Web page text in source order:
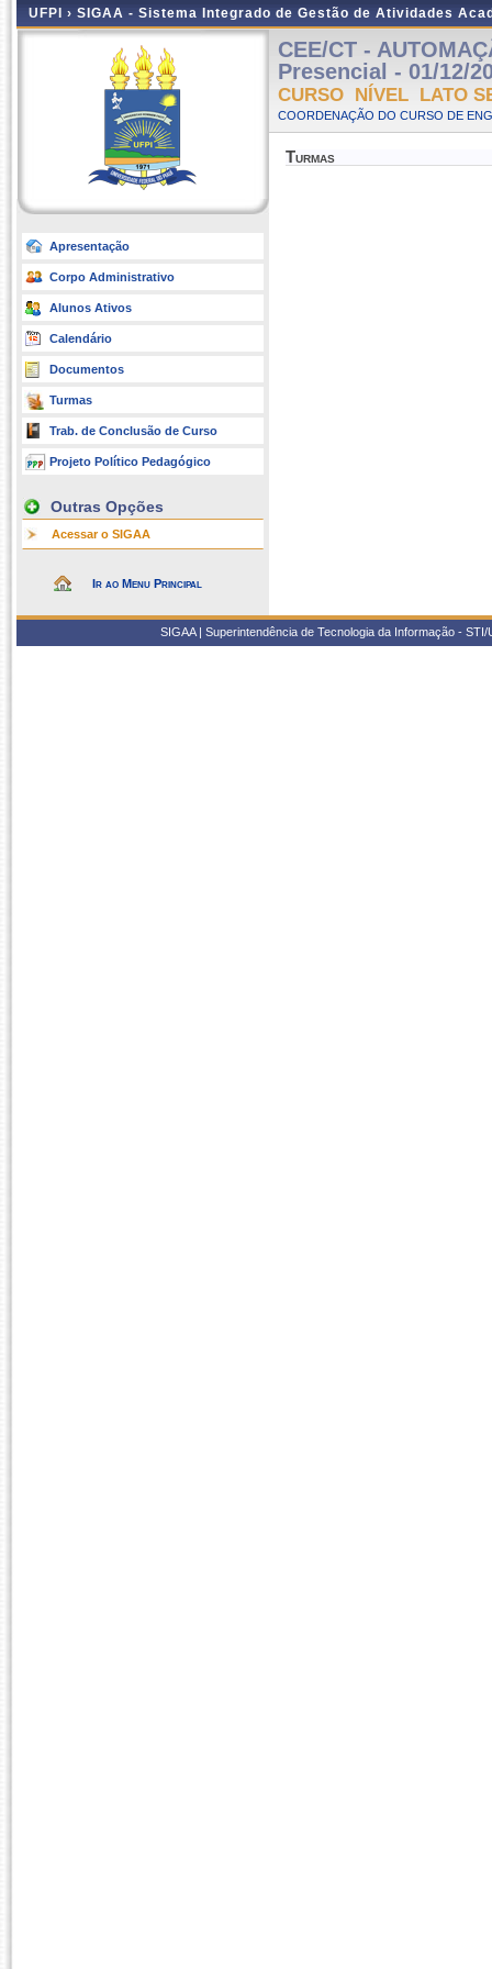
UFPI › SIGAA - Sistema Integrado de Gestão de Atividades
Apresentação
Corpo Administrativo
Alunos Ativos
Calendário
Documentos
Turmas
Trab. de Conclusão de Curso
Projeto Político Pedagógico
Outras Opções
Acessar o SIGAA
Ir ao Menu Principal
CEE/CT -
Presencial - 01/12/
CURSO NÍVEL LATO
COORDENAÇÃO DO CURSO DE
Turmas
SIGAA | Superintendência de Tecnologia da Informação -